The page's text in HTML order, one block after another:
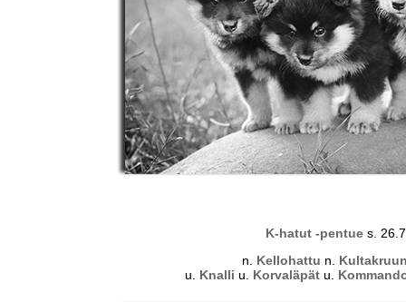
K-hatut -pentues.
n. Kellohattu n.
u. Knalli u. Korvaläpätu.